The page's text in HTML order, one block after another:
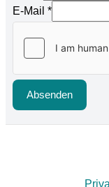
E-Mail *
Absenden